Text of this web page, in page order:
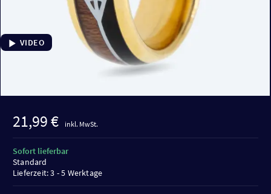
VIDEO
21,99 € inkl. MwSt.
Sofort lieferbar
Standard
Lieferzeit: 3 - 5 Werktage